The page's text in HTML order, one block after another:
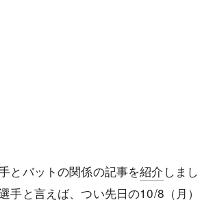
とバットの関係の記事を紹介 しまし
手と言えば、つい先日の10/8（月）